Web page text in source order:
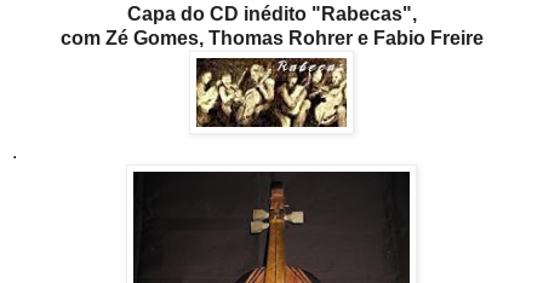
Capa do CD inédito "Rabecas",
com Zé Gomes, Thomas Rohrer e Fabio Freire
.